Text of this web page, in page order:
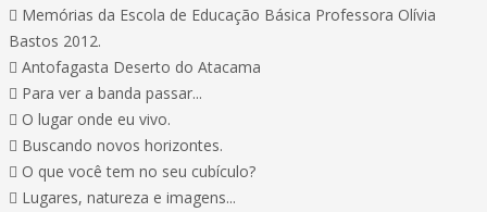
 Memórias da Escola de Educação Básica Professora Olívia
Bastos 2012.
 Antofagasta Deserto do Atacama
 Para ver a banda passar...
 O lugar onde eu vivo.
 Buscando novos horizontes.
 O que você tem no seu cubículo?
 Lugares, natureza e imagens...